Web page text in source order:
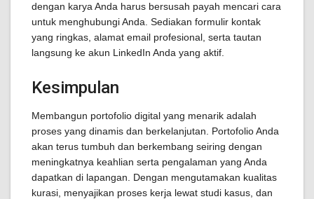
dengan karya Anda harus bersusah payah mencari cara
untuk menghubungi Anda. Sediakan formulir kontak
yang ringkas, alamat email profesional, serta tautan
langsung ke akun LinkedIn Anda yang aktif.
Kesimpulan
Membangun portofolio digital yang menarik adalah
proses yang dinamis dan berkelanjutan. Portofolio Anda
akan terus tumbuh dan berkembang seiring dengan
meningkatnya keahlian serta pengalaman yang Anda
dapatkan di lapangan. Dengan mengutamakan kualitas
kurasi, menyajikan proses kerja lewat studi kasus, dan